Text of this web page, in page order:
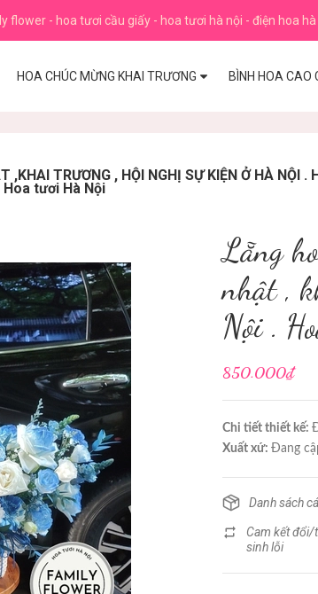
flower - hoa tươi cầu giấy - hoa tươi hà nội - điện hoa hà
HOA CHÚC MỪNG KHAI TRƯƠNG BÌNH HOA CAO
,KHAI TRƯƠNG , HỘI NGHỊ SỰ KIỆN Ở HÀ NỘI .
tươi Hà Nội
Lẵng
nhật ,
Nội .
850.000₫
Chi tiết thiết kế:
Xuất xứ: Đang
Danh sách
Cam kết đổi/
sinh lỗi